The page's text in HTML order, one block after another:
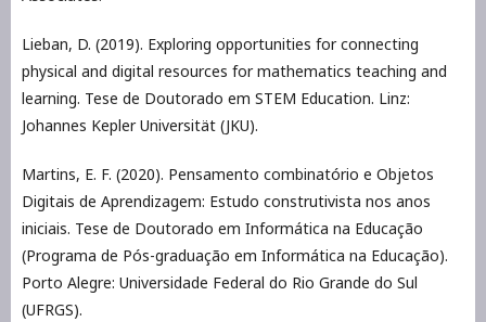
Lieban, D. (2019). Exploring opportunities for connecting
physical and digital resources for mathematics teaching and
learning. Tese de Doutorado em STEM Education. Linz:
Johannes Kepler Universität (JKU).
Martins, E. F. (2020). Pensamento combinatório e Objetos
Digitais de Aprendizagem: Estudo construtivista nos anos
iniciais. Tese de Doutorado em Informática na Educação
(Programa de Pós-graduação em Informática na Educação).
Porto Alegre: Universidade Federal do Rio Grande do Sul
(UFRGS).